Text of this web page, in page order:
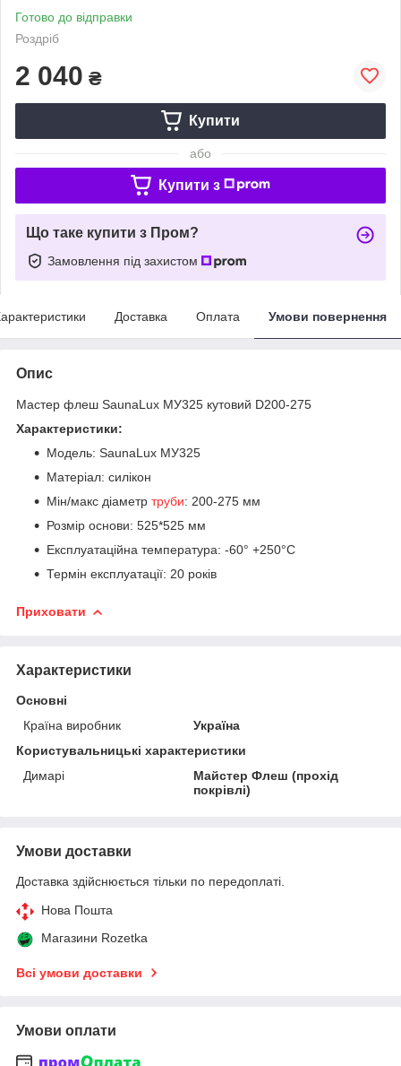
Готово до відправки
Роздріб
2 040 ₴
Купити
або
Купити з
Що таке купити з Пром?
Замовлення під захистом
Доставка Оплата Умови повернення
Опис
Мастер флеш SaunaLux МУ325 кутовий D200-275
Характеристики:
Модель: SaunaLux МУ325
Матеріал: силікон
Мін/макс діаметр труби: 200-275 мм
Розмір основи: 525*525 мм
Експлуатаційна температура: -60° +250°С
Термін експлуатації: 20 років
Приховати
Характеристики
Основні
Країна виробник
Україна
Користувальницькі характеристики
Димарі
Майстер Флеш (прохід
покрівлі)
Умови доставки
Доставка здійснюється тільки по передоплаті.
Нова Пошта
Магазини Rozetka
Всі умови доставки
Умови оплати